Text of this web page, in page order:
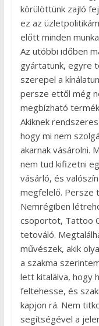
körülöttünk zajló
ez az
előtt minden
Az utóbbi időben
gyártatunk, egyre
szerepel a
persze ettől még
megbízható
Akiknek
hogy mi nem
akarnak vásárolni.
nem tud kifizetni
vásárló, és
megfelelő. Persze
Nemrégiben
csoportot, Tattoo
tetováló.
művészek, akik
a szakma
lett kitalálva, hogy
feltehesse, és
kapjon rá. Nem
segítségével a